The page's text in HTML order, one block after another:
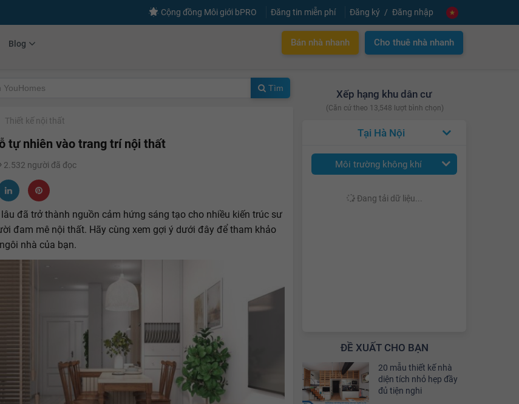
Cộng đồng Môi giới bPRO Đăng tin miễn phí Đăng ký Đăng nhập
Blog Bán nhà nhanh Cho thuê nhà nhanh
Xếp hạng khu dân cư
(Căn cứ theo 13,548 lượt bình chọn)
Hà Nội
Môi trường không khí
Đang tải dữ liệu...
ĐỀ XUẤT CHO BẠN
20 mẫu thiết kế nhà
diện tích nhỏ hẹp đầy
đủ tiện nghi
Tìm
Thiết kế nội thất
tự nhiên vào trang trí nội thất
2.532 người đã đọc
đã trở thành nguồn cảm hứng sáng tạo cho nhiều kiến trúc sư
đam mê nội thất. Hãy cùng xem gợi ý dưới đây để tham khảo
nhà của bạn.